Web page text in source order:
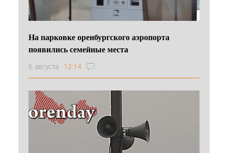
На парковке оренбургского аэропорта
появились семейные места
6 августа 12:14